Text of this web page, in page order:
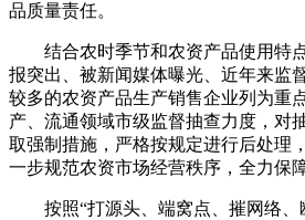
品质量责任。
结合农时季节和农资产品使用特
报突出、被新闻媒体曝光、近年来监
较多的农资产品生产销售企业列为重
产、流通领域市级监督抽查力度，对
取强制措施，严格按规定进行后处理
一步规范农资市场经营秩序，全力保
按照“打源头、端窝点、摧网络、